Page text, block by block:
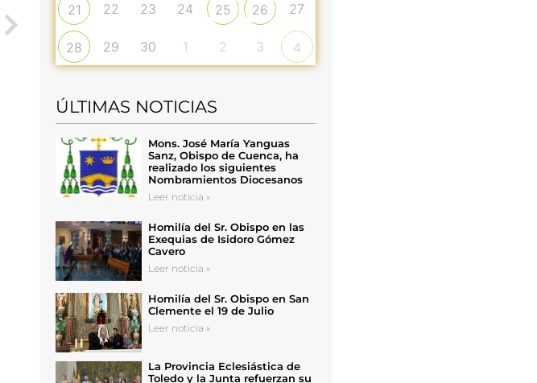
21 22 23 24 25 26 27
28 29 30 1 2 3 4
ÚLTIMAS NOTICIAS
Mons. José María Yanguas
Sanz, Obispo de Cuenca, ha
realizado los siguientes
Nombramientos Diocesanos
Leer noticia »
Homilía del Sr. Obispo en las
Exequias de Isidoro Gómez
Cavero
Leer noticia »
Homilía del Sr. Obispo en San
Clemente el 19 de Julio
Leer noticia »
La Provincia Eclesiástica de
Toledo y la Junta refuerzan su